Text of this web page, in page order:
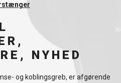
NYHED
og koblingsgreb, er afgørende